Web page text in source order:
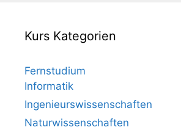
Kurs Kategorien
Fernstudium
Informatik
Ingenieurswissenschaften
Naturwissenschaften